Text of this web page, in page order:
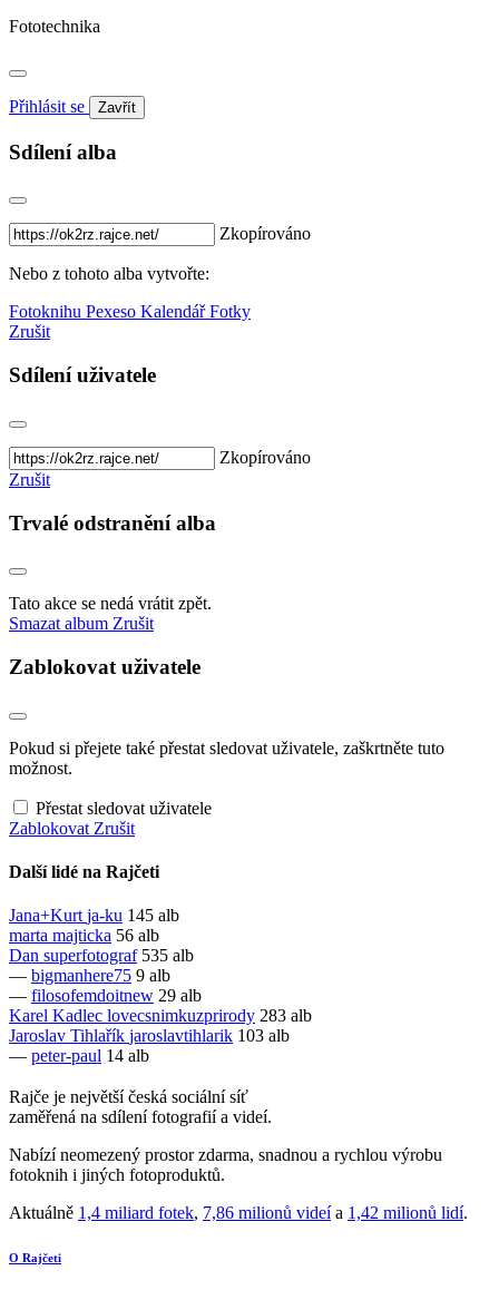
Fototechnika
Přihlásit se Zavřít
Sdílení alba
Zkopírováno
Nebo z tohoto alba vytvořte:
Fotoknihu Pexeso KalendářFotky
Zrušit
Sdílení uživatele
Zkopírováno
Zrušit
Trvalé odstranění alba
Tato akce se nedá vrátit zpět.
Smazat album Zrušit
Zablokovat uživatele
Pokud si přejete také přestat sledovat uživatele, zaškrtněte tuto
možnost.
Přestat sledovat uživatele
Zablokovat Zrušit
Další lidé na Rajčeti
Jana+Kurt ja-ku 145 alb
marta majticka 56 alb
Dan superfotograf 535 alb
— bigmanhere75 9 alb
— filosofemdoitnew 29 alb
Karel Kadlec lovecsnimkuzprirody 283 alb
Jaroslav Tihlařík jaroslavtihlarik 103 alb
— peter-paul 14 alb
Rajče je největší česká sociální síť
zaměřená na sdílení fotografií a videí.
Nabízí neomezený prostor zdarma, snadnou a rychlou výrobu
fotoknih i jiných fotoproduktů.
Aktuálně 1,4 miliard fotek, 7,86 milionů videía 1,42 milionů lidí.
O Rajčeti